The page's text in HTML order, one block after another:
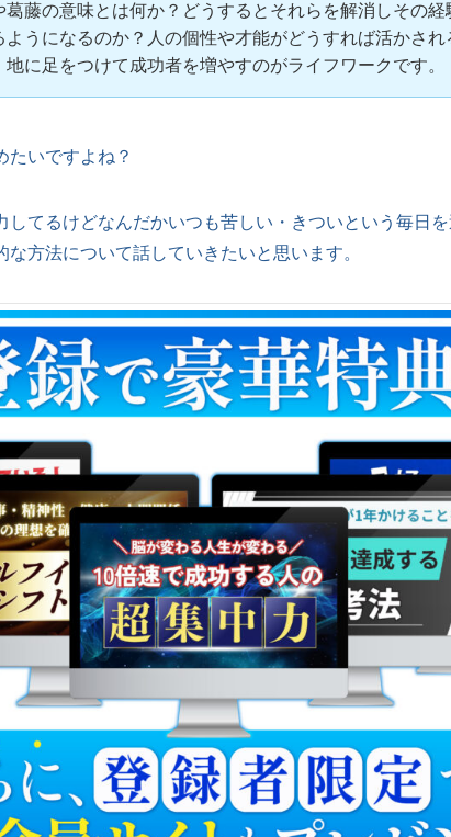
葛藤の意味とは何か？どうするとそれらを解消しその経
ようになるのか？人の個性や才能がどうすれば活かされ
地に足をつけて成功者を増やすのがライフワークです。
たいですよね？
してるけどなんだかいつも苦しい・きついという毎日
方法について話していきたいと思います。